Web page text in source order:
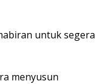
untuk segera
menyusun